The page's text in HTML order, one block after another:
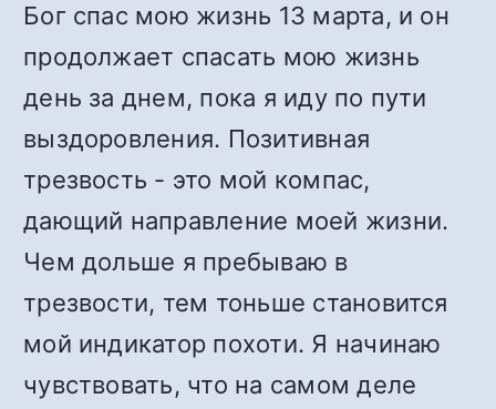
Бог спас мою жизнь 13 марта, и он
продолжает спасать мою жизнь
день за днем, пока я иду по пути
выздоровления. Позитивная
трезвость - это мой компас,
дающий направление моей жизни.
Чем дольше я пребываю в
трезвости, тем тоньше становится
мой индикатор похоти. Я начинаю
чувствовать, что на самом деле